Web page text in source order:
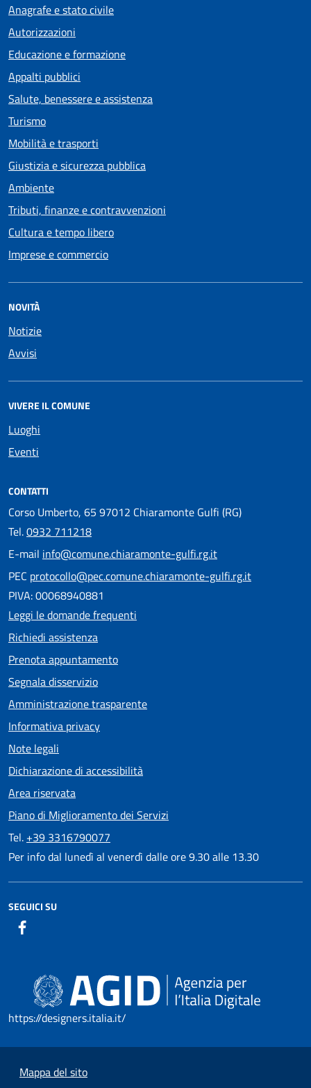
Anagrafe e stato civile
Autorizzazioni
Educazione e formazione
Appalti pubblici
Salute, benessere e assistenza
Turismo
Mobilità e trasporti
Giustizia e sicurezza pubblica
Ambiente
Tributi, finanze e contravvenzioni
Cultura e tempo libero
Imprese e commercio
NOVITÀ
Notizie
Avvisi
VIVERE IL COMUNE
Luoghi
Eventi
CONTATTI
Corso Umberto, 65 97012 Chiaramonte Gulfi (RG)
Tel.0932 711218
E-mail info@comune.chiaramonte-gulfi.rg.it
PEC protocollo@pec.comune.chiaramonte-gulfi.rg.it
PIVA: 00068940881
Leggi le domande frequenti
Richiedi assistenza
Prenota appuntamento
Segnala disservizio
Amministrazione trasparente
Informativa privacy
Note legali
Dichiarazione di accessibilità
Area riservata
Piano di Miglioramento dei Servizi
Tel. +39 3316790077
Per info dal lunedì al venerdì dalle ore 9.30 alle 13.30
SEGUICI SU
https://designers.italia.it/
Mappa del sito